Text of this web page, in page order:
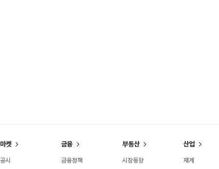
마켓
공시
금융
금융정책
부동산
시장동향
산업
재계